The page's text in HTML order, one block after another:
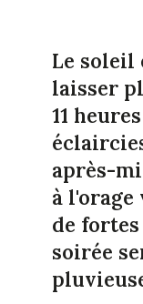
Le soleil
laisser
11
après-
à l'orage
de
soirée